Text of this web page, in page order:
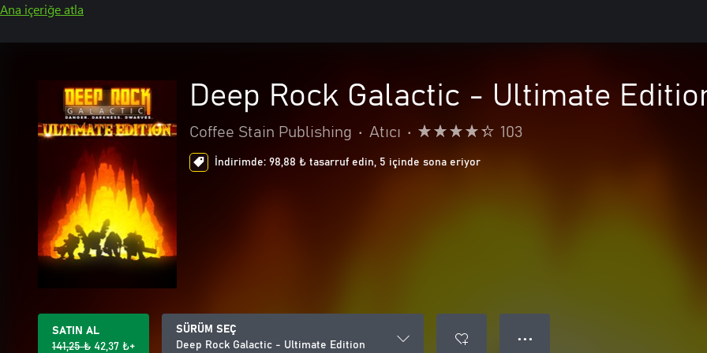
Ana içeriğe atla
Deep Rock Galactic - Ultimate
Coffee Stain Publishing • Atıcı • 103
İndirimde: 98,88 ₺ tasarruf edin, 5 içinde sona eriyor
SATIN AL
141,25 ₺ 42,37 ₺+
SÜRÜM SEÇ
Deep Rock Galactic - Ultimate Edition
● ● ●